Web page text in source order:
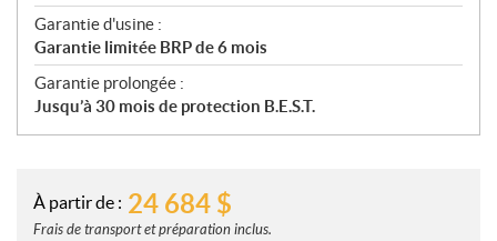
Garantie d'usine :
Garantie limitée BRP de 6 mois
Garantie prolongée :
Jusqu’à 30 mois de protection B.E.S.T.
À partir de : 24 684 $
Frais de transport et préparation inclus.